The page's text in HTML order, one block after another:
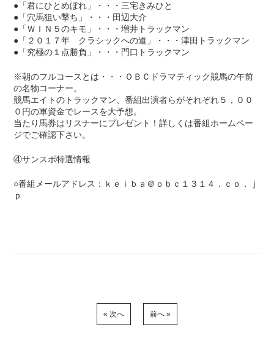
●「君にひとめぼれ」・・・三宅きみひと
●「穴馬狙い撃ち」・・・田辺大介
●「ＷＩＮ５のキモ」・・・増井トラックマン
●「２０１７年 クラシックへの道」・・・津田トラックマン
●「究極の１点勝負」・・・門口トラックマン
※朝のフルコースとは・・・ＯＢＣドラマティック競馬の午前
の名物コーナー。
競馬エイトのトラックマン、番組出演者らがそれぞれ５，００
０円の軍資金でレースを大予想。
当たり馬券はリスナーにプレゼント！詳しくは番組ホームペー
ジでご確認下さい。
④サンスポ特選情報
○番組メールアドレス：ｋｅｉｂａ＠ｏｂｃ１３１４．ｃｏ．ｊ
ｐ
« 次へ 前へ »